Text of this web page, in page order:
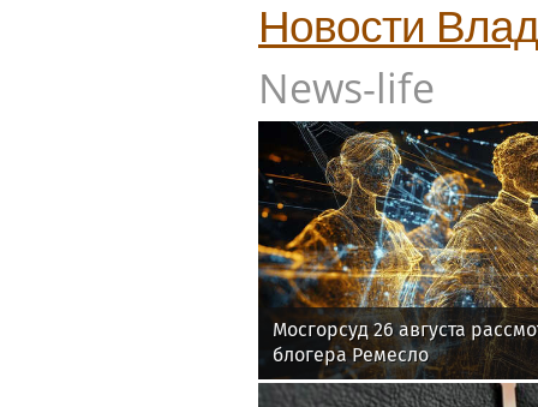
Новости
News-life
Мосгорсуд 26 августа
блогера Ремесло